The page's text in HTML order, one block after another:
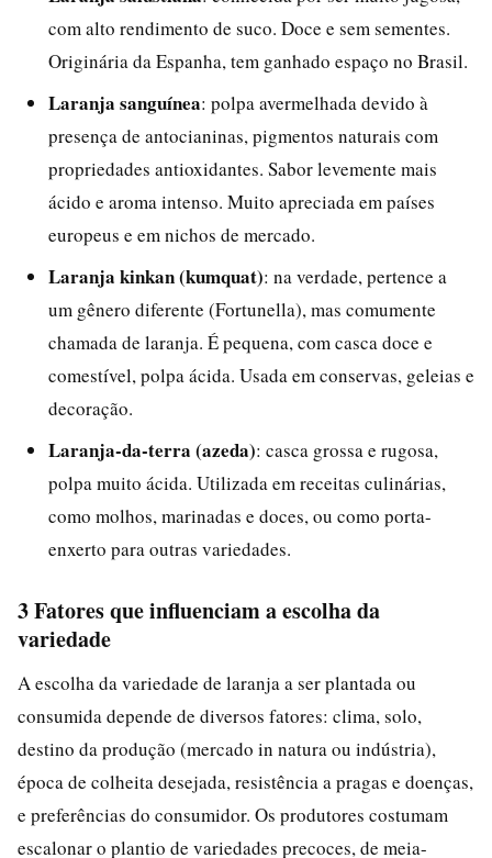
com alto rendimento de suco. Doce e sem sementes.
Originária da Espanha, tem ganhado espaço no Brasil.
Laranja sanguínea: polpa avermelhada devido à
presença de antocianinas, pigmentos naturais com
propriedades antioxidantes. Sabor levemente mais
ácido e aroma intenso. Muito apreciada em países
europeus e em nichos de mercado.
Laranja kinkan (kumquat): na verdade, pertence a
um gênero diferente (Fortunella), mas comumente
chamada de laranja. É pequena, com casca doce e
comestível, polpa ácida. Usada em conservas, geleias e
decoração.
Laranja-da-terra (azeda): casca grossa e rugosa,
polpa muito ácida. Utilizada em receitas culinárias,
como molhos, marinadas e doces, ou como porta-
enxerto para outras variedades.
3 Fatores que influenciam a escolha da
variedade
A escolha da variedade de laranja a ser plantada ou
consumida depende de diversos fatores: clima, solo,
destino da produção (mercado in natura ou indústria),
época de colheita desejada, resistência a pragas e doenças,
e preferências do consumidor. Os produtores costumam
escalonar o plantio de variedades precoces, de meia-